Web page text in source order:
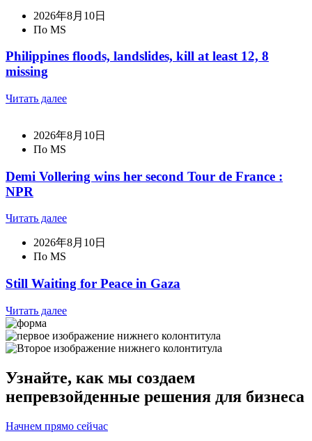
2026年8月10日
По MS
Philippines floods, landslides, kill at least 12, 8
missing
Читать далее
2026年8月10日
По MS
Demi Vollering wins her second Tour de France :
NPR
Читать далее
2026年8月10日
По MS
Still Waiting for Peace in Gaza
Читать далее
Узнайте, как мы создаем
непревзойденные решения для бизнеса
Начнем прямо сейчас